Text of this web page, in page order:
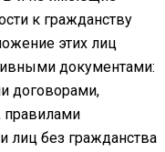
к гражданству
этих лиц
документами:
договорами,
правилами
лиц без гражданства